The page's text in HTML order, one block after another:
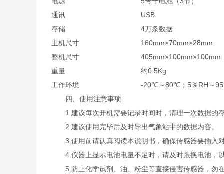
通讯
USB
存储
4万条数据
主机尺寸
160mm×70mm×28mm
整机尺寸
405mm×100mm×100mm
重量
约0.5Kg
工作环境
-20℃～80℃；5％RH～95
四、使用注意事项
1.建议每次开机需要记录时间时，清理一次数据的
2.建议使用完毕后及时导出气象站中的数据内容。
3.使用前请认真阅读本说明书，确保传感器要插入
4.仪器上显示电池电量不足时，请及时跟换电池，
5.防止化学试剂、油、粉尘等直接侵害传感器，勿